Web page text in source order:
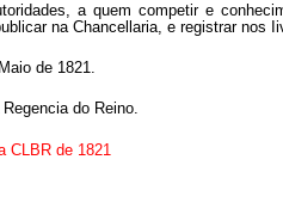
a quem competir e
na Chancellaria, e registrar
de 1821.
do Reino.
CLBR de 1821